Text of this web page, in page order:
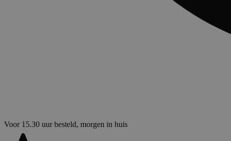
Voor 15.30 uur besteld, morgen in huis